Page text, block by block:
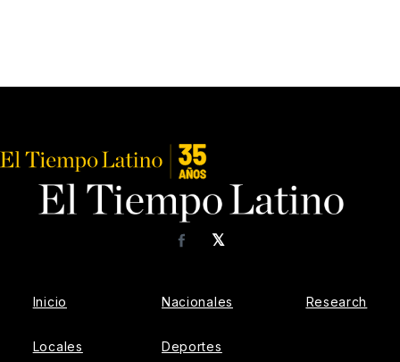
𝕏
Facebook
Inicio
Locales
Nacionales
Deportes
Research